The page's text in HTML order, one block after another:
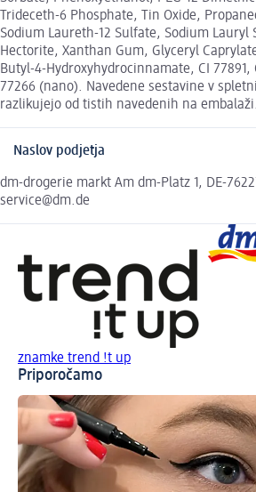
Trideceth-6 Phosphate, Tin Oxide,
Sodium Laureth-12 Sulfate, Sodium Lauryl
Hectorite, Xanthan Gum, Glyceryl
Butyl-4-Hydroxyhydrocinnamate, CI 77891,
77266 (nano). Navedene sestavine v
razlikujejo od tistih navedenih na embalaži.
Naslov podjetja
dm-drogerie markt Am dm-Platz 1, DE-
service@dm.de
znamke trend !t up
Priporočamo